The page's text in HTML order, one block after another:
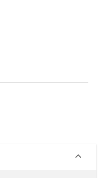
keyboard_arrow_down